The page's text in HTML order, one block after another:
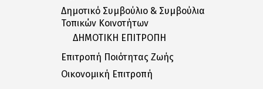
Δημοτικό Συμβούλιο & Συμβούλια
Τοπικών Κοινοτήτων
ΔΗΜΟΤΙΚΗ ΕΠΙΤΡΟΠΗ
Επιτροπή Ποιότητας Ζωής
Οικονομική Επιτροπή